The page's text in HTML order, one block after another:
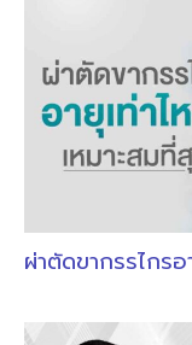
ผ่าตัดขากรรไกรอ